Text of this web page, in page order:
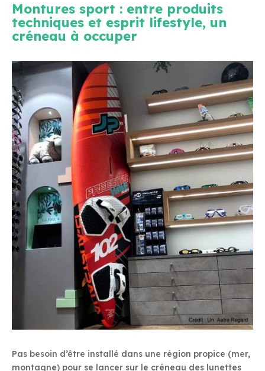
Montures sport : entre produits
techniques et esprit lifestyle, un
créneau à occuper
Pas besoin d’être installé dans une région propice (mer,
montagne) pour se lancer sur le créneau des lunettes